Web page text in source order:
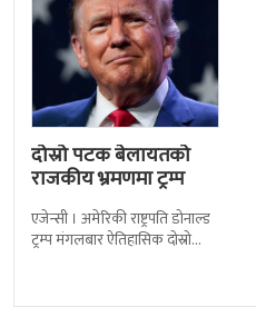
दोस्रो पटक बेलायतको
राजकीय भ्रमणमा ट्रम्प
एजेन्सी । अमेरिकी राष्ट्रपति डोनाल्ड
ट्रम्प मंगलबार ऐतिहासिक दोस्रो
बेलायत सरकारले